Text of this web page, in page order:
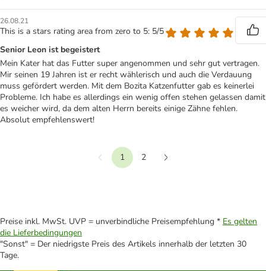
26.08.21
This is a stars rating area from zero to 5: 5/5
Senior Leon ist begeistert
Mein Kater hat das Futter super angenommen und sehr gut vertragen.
Mir seinen 19 Jahren ist er recht wählerisch und auch die Verdauung
muss gefördert werden. Mit dem Bozita Katzenfutter gab es keinerlei
Probleme. Ich habe es allerdings ein wenig offen stehen gelassen damit
es weicher wird, da dem alten Herrn bereits einige Zähne fehlen.
Absolut empfehlenswert!
Vorherige
1
2
Preise inkl. MwSt. UVP = unverbindliche Preisempfehlung * Es gelten
die Lieferbedingungen
"Sonst" = Der niedrigste Preis des Artikels innerhalb der letzten 30
Tage.